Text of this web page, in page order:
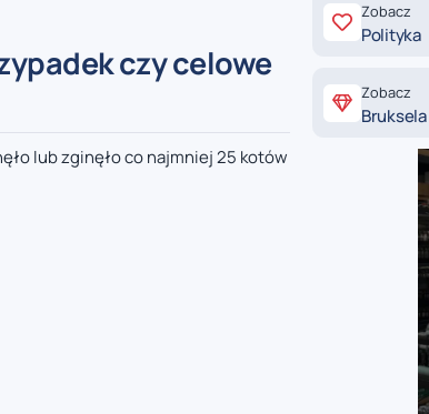
czy celowe
lub zginęło co najmniej 25 kotów
Zobacz
Polityka
Zobacz
Bruksela